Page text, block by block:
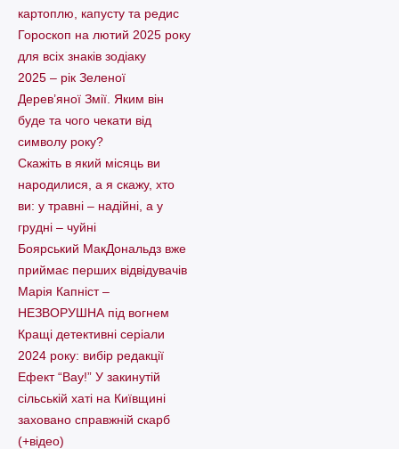
картоплю, капусту та редис
Гороскоп на лютий 2025 року
для всіх знаків зодіаку
2025 – рік Зеленої
Дерев’яної Змії. Яким він
буде та чого чекати від
символу року?
Скажіть в який місяць ви
народилися, а я скажу, хто
ви: у травні – надійні, а у
грудні – чуйні
Боярський МакДональдз вже
приймає перших відвідувачів
Марія Капніст –
НЕЗВОРУШНА під вогнем
Кращі детективні серіали
2024 року: вибір редакції
Ефект “Вау!” У закинутій
сільській хаті на Київщині
заховано справжній скарб
(+відео)